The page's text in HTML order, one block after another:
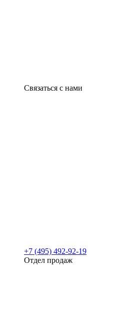
Связаться с нами
+7 (495) 492-92-19
Отдел продаж